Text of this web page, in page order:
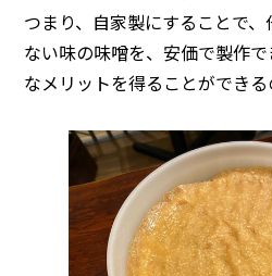
つまり、自家製にすることで
ない味の味噌を、安価で製作
なメリットを得ることができる